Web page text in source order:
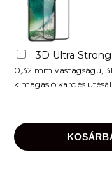
3D Ultra
0,32 mm vastagságú,
kimagasló karc és